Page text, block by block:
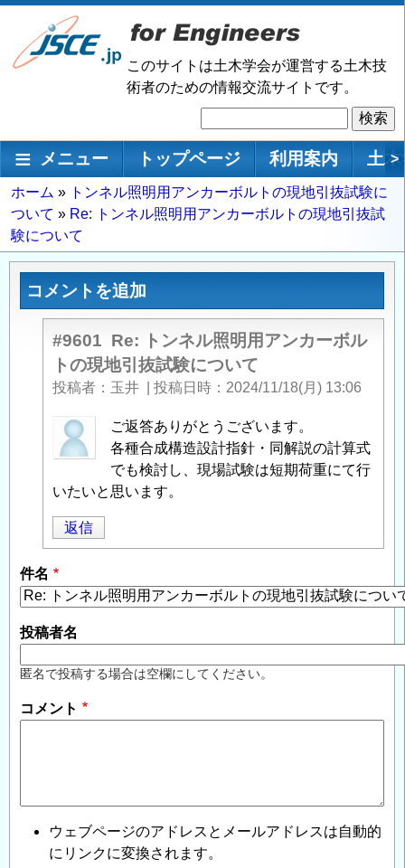
メ
ン
動
このサイトは土木学会が運営する土木技
術者のための情報交流サイトです。
索
メインナビゲーション
メニュー トップページ 利用案内 土 >
パ
ン
く
ず
ホーム
トンネル照明用アンカーボルトの現地引抜試験に
ついて
Re: トンネル照明用アンカーボルトの現地引抜試
験について
コメントを追加
#9601 Re: トンネル照明用アンカーボル
トの現地引抜試験について
投稿者 玉井 投稿日時 2024/11/18(月) 13:06
匿
名
稿
者
に
る
「Re:
ト
ン
ネ
照
ー
ボ
ご返答ありがとうございます。
各種合成構造設計指針・同解説の計算式
でも検討し、現場試験は短期荷重にて行
いたいと思います。
返信
件名
投稿者名
匿名で投稿する場合は空欄にしてください。
コメント
ウェブページのアドレスとメールアドレスは自動的
にリンクに変換されます。